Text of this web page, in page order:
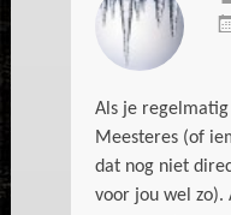
Als je
Meesteres (of
dat nog niet
voor jou wel zo).